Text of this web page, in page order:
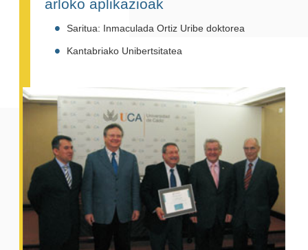
arloko aplikazioak
Saritua: Inmaculada Ortiz Uribe doktorea
Kantabriako Unibertsitatea